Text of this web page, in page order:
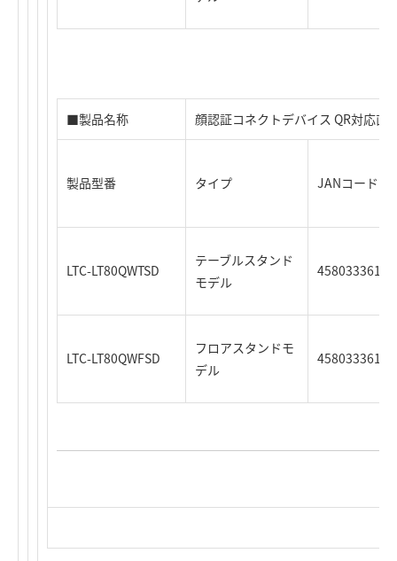
■製品名称 顔認証コネクトデバイス QR対応直
製品型番 タイプ JANコード
LTC-LT80QWTSD
テーブルスタンド
モデル
LTC-LT80QWFSD
フロアスタンドモ
デル